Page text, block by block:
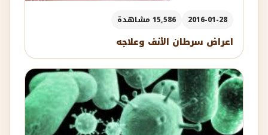
2016-01-28 15,586 مشاهدة
اعراض سرطان الأنف وعلاجه